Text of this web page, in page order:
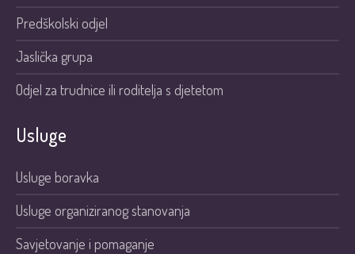
Predškolski odjel
Jaslička grupa
Odjel za trudnice ili roditelja s djetetom
Usluge
Usluge boravka
Usluge organiziranog stanovanja
Savjetovanje i pomaganje